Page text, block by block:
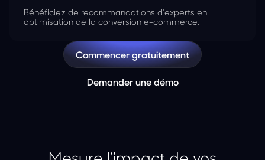
Bénéficiez de recommandations d'experts en
optimisation de la conversion e-commerce.
Commencer gratuitement
Demander une démo